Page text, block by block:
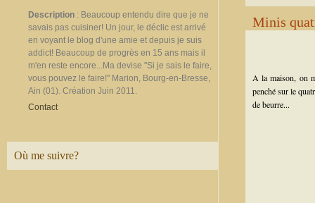
Description : Beaucoup entendu dire que je ne
savais pas cuisiner! Un jour, le déclic est arrivé
en voyant le blog d'une amie et depuis je suis
addict! Beaucoup de progrès en 15 ans mais il
m'en reste encore...Ma devise "Si je sais le faire,
vous pouvez le faire!" Marion, Bourg-en-Bresse,
Ain (01). Création Juin 2011.
Contact
Où me suivre?
Minis
A la maison, on
penché sur le
de beurre...